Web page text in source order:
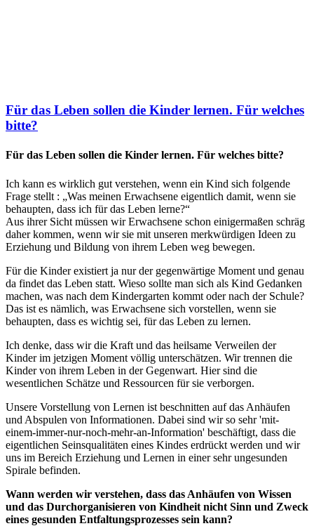
Für das Leben sollen die Kinder lernen. Für welches
bitte?
Für das Leben sollen die Kinder lernen. Für welches bitte?
Ich kann es wirklich gut verstehen, wenn ein Kind sich folgende
Frage stellt : „Was meinen Erwachsene eigentlich damit, wenn sie
behaupten, dass ich für das Leben lerne?“
Aus ihrer Sicht müssen wir Erwachsene schon einigermaßen schräg
daher kommen, wenn wir sie mit unseren merkwürdigen Ideen zu
Erziehung und Bildung von ihrem Leben weg bewegen.
Für die Kinder existiert ja nur der gegenwärtige Moment und genau
da findet das Leben statt. Wieso sollte man sich als Kind Gedanken
machen, was nach dem Kindergarten kommt oder nach der Schule?
Das ist es nämlich, was Erwachsene sich vorstellen, wenn sie
behaupten, dass es wichtig sei, für das Leben zu lernen.
Ich denke, dass wir die Kraft und das heilsame Verweilen der
Kinder im jetzigen Moment völlig unterschätzen. Wir trennen die
Kinder von ihrem Leben in der Gegenwart. Hier sind die
wesentlichen Schätze und Ressourcen für sie verborgen.
Unsere Vorstellung von Lernen ist beschnitten auf das Anhäufen
und Abspulen von Informationen. Dabei sind wir so sehr 'mit-
einem-immer-nur-noch-mehr-an-Information' beschäftigt, dass die
eigentlichen Seinsqualitäten eines Kindes erdrückt werden und wir
uns im Bereich Erziehung und Lernen in einer sehr ungesunden
Spirale befinden.
Wann werden wir verstehen, dass das Anhäufen von Wissen
und das Durchorganisieren von Kindheit nicht Sinn und Zweck
eines gesunden Entfaltungsprozesses sein kann?